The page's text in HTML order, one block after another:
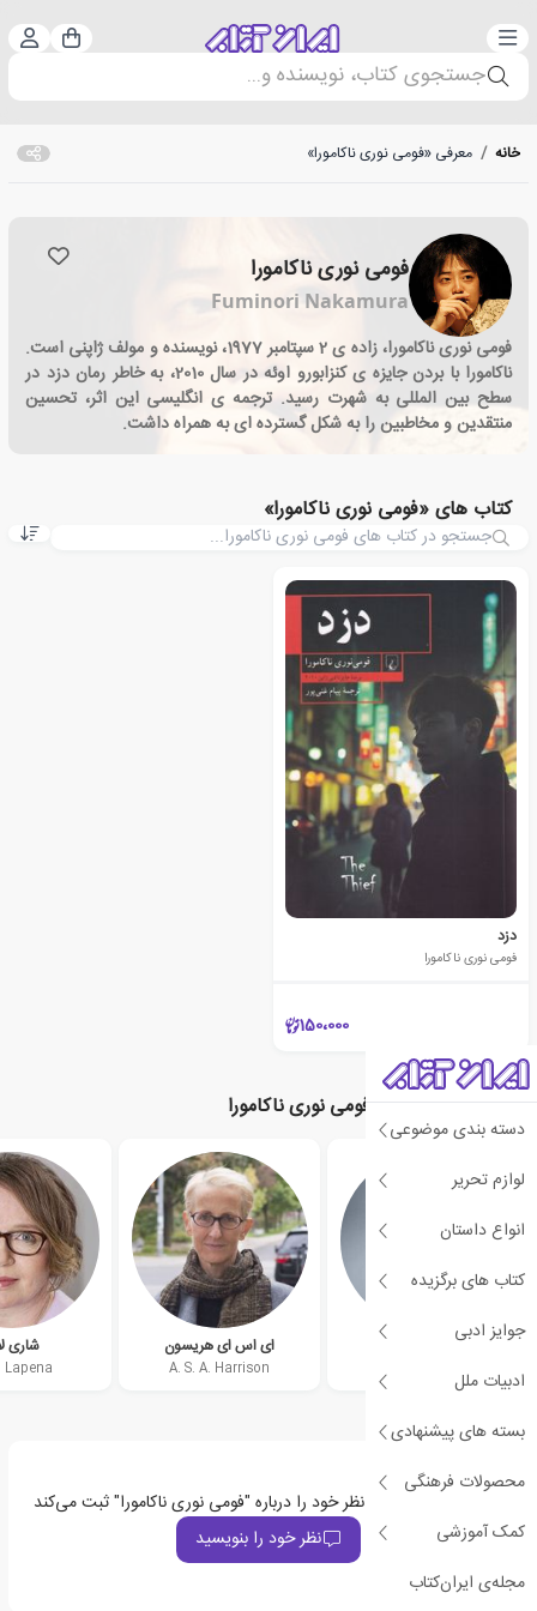
دسته‌بندی سبد
جستجوی کتاب، نویسنده و...
دسته بندی موضوعی
لوازم تحریر
انواع داستان
کتاب های برگزیده
جوایز ادبی
ادبیات ملل
بسته های پیشنهادی
محصولات فرهنگی
کمک آموزشی
مجله‌ی ایران‌کتاب
خانه / معرفی «فومی نوری ناکامورا»
فومی نوری ناکامورا
Fuminori Nakamura
فومی نوری ناکامورا، زاده ی 2 سپتامبر 1977، نویسنده و مولف ژاپنی است.
ناکامورا با بردن جایزه ی کنزابورو اوئه در سال 2010، به خاطر رمان دزد در
سطح بین المللی به شهرت رسید. ترجمه ی انگلیسی این اثر، تحسین
منتقدین و مخاطبین را به شکل گسترده ای به همراه داشت.
کتاب های «فومی نوری ناکامورا»
دزد
فومی نوری ناکامورا
150،000
نویسندگان مرتبط با فومی نوری ناکامورا
مارگارت آتوود ای اس ای هریسون
A. S. A. Harrison
شاری
Lapena
اولین نفری باشید که نظر خود را درباره "فومی نوری ناکامورا" ثبت می‌کند
نظر خود را بنویسید